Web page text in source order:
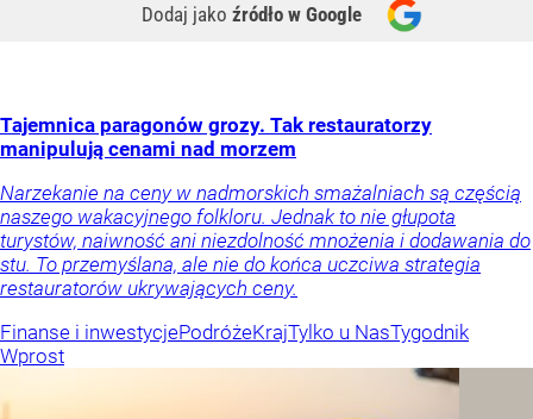
Dodaj jako źródło w Google
Tajemnica paragonów grozy. Tak restauratorzy
manipulują cenami nad morzem
Narzekanie na ceny w nadmorskich smażalniach są częścią
naszego wakacyjnego folkloru. Jednak to nie głupota
turystów, naiwność ani niezdolność mnożenia i dodawania do
stu. To przemyślana, ale nie do końca uczciwa strategia
restauratorów ukrywających ceny.
Finanse i inwestycjePodróżeKrajTylko u NasTygodnik
Wprost